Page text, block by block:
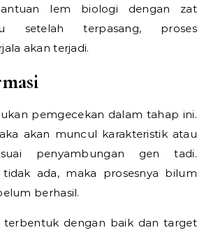
lem biologi dengan zat
setelah terpasang, proses
akan terjadi.
pemgecekan dalam tahap ini.
akan muncul karakteristik atau
penyambungan gen tadi.
tidak ada, maka prosesnya bilum
berhasil.
terbentuk dengan baik dan target